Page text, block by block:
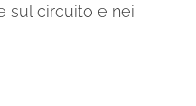
sul circuito e nei